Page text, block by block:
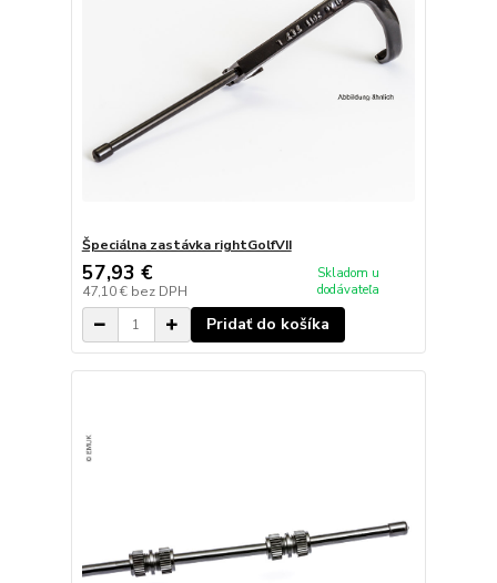
Špeciálna zastávka rightGolfVII
57,93 €
47,10 € bez DPH
Skladom u
dodávateľa
Pridať do košíka